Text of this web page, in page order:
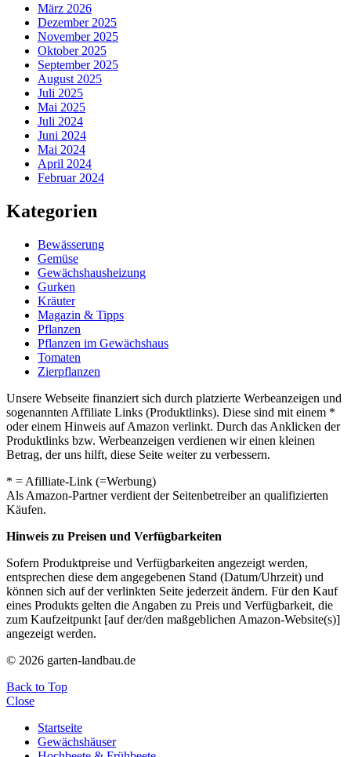
März 2026
Dezember 2025
November 2025
Oktober 2025
September 2025
August 2025
Juli 2025
Mai 2025
Juli 2024
Juni 2024
Mai 2024
April 2024
Februar 2024
Kategorien
Bewässerung
Gemüse
Gewächshausheizung
Gurken
Kräuter
Magazin & Tipps
Pflanzen
Pflanzen im Gewächshaus
Tomaten
Zierpflanzen
Unsere Webseite finanziert sich durch platzierte Werbeanzeigen und
sogenannten Affiliate Links (Produktlinks). Diese sind mit einem *
oder einem Hinweis auf Amazon verlinkt. Durch das Anklicken der
Produktlinks bzw. Werbeanzeigen verdienen wir einen kleinen
Betrag, der uns hilft, diese Seite weiter zu verbessern.
* = Afilliate-Link (=Werbung)
Als Amazon-Partner verdient der Seitenbetreiber an qualifizierten
Käufen.
Hinweis zu Preisen und Verfügbarkeiten
Sofern Produktpreise und Verfügbarkeiten angezeigt werden,
entsprechen diese dem angegebenen Stand (Datum/Uhrzeit) und
können sich auf der verlinkten Seite jederzeit ändern. Für den Kauf
eines Produkts gelten die Angaben zu Preis und Verfügbarkeit, die
zum Kaufzeitpunkt [auf der/den maßgeblichen Amazon-Website(s)]
angezeigt werden.
© 2026 garten-landbau.de
Back to Top
Close
Startseite
Gewächshäuser